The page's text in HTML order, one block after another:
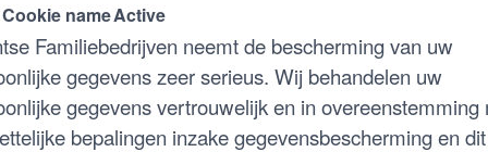
Cookie nameActive
Familiebedrijven neemt de bescherming van uw
gegevens zeer serieus. Wij behandelen uw
gegevens vertrouwelijk en in overeenstemming
bepalingen inzake gegevensbescherming en dit